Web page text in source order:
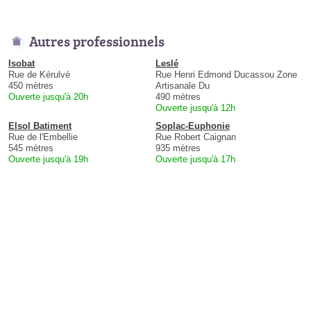
Autres professionnels
Isobat
Rue de Kérulvé
450 mètres
Ouverte jusqu'à 20h
Leslé
Rue Henri Edmond Ducassou Zone
Artisanale Du
490 mètres
Ouverte jusqu'à 12h
Elsol Batiment
Rue de l'Embellie
545 mètres
Ouverte jusqu'à 19h
Soplac-Euphonie
Rue Robert Caignan
935 mètres
Ouverte jusqu'à 17h